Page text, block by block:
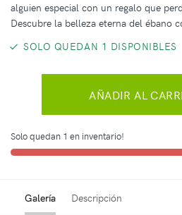
alguien especial con un regalo que
Descubre la belleza eterna del ébano
SOLO QUEDAN 1 DISPONIBLES
AÑADIR AL
Solo quedan 1 en inventario!
Galería Descripción